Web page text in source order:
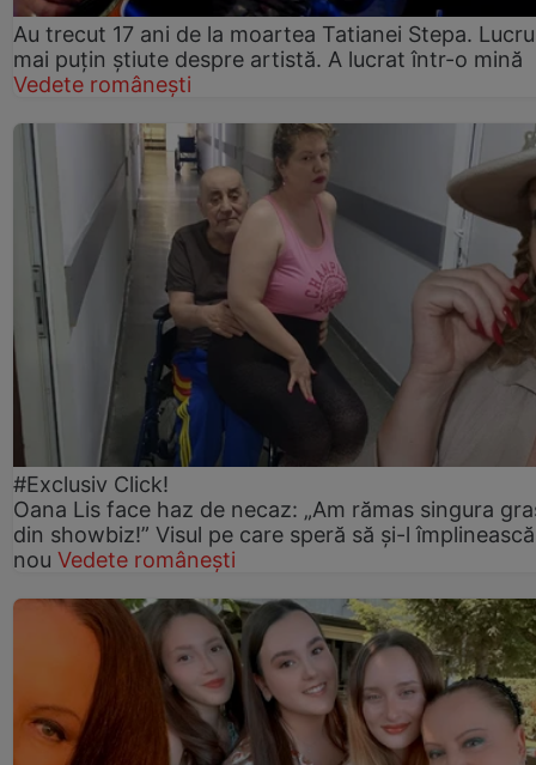
Au trecut 17 ani de la moartea Tatianei Stepa.
mai puțin știute despre artistă. A lucrat într-o mină
Vedete românești
#Exclusiv Click!
Oana Lis face haz de necaz: „Am rămas singura
din showbiz!” Visul pe care speră să și-l
nou Vedete românești